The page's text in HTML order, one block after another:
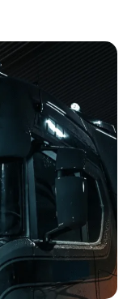
LED
niet de kleur die je
ook beschikbaar is
van de overige
helder glas
nog niet 100%
met HELDER
omdat de
dan hier het